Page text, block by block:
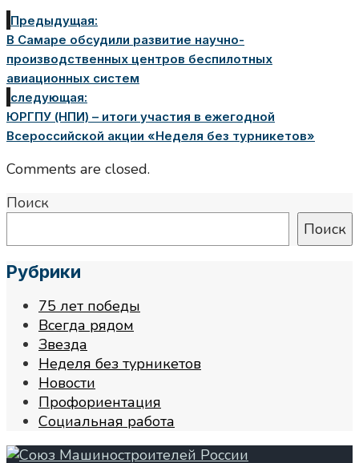
Предыдущая:
В Самаре обсудили развитие научно-
производственных центров беспилотных
авиационных систем
следующая:
ЮРГПУ (НПИ) – итоги участия в ежегодной
Всероссийской акции «Неделя без турникетов»
Comments are closed.
Поиск
Поиск
Рубрики
75 лет победы
Всегда рядом
Звезда
Неделя без турникетов
Новости
Профориентация
Социальная работа